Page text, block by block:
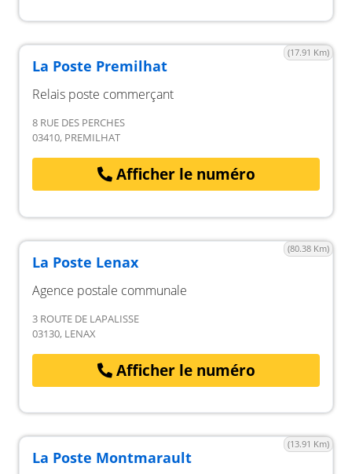
(17.91 Km)
La Poste Premilhat
Relais poste commerçant
8 RUE DES PERCHES
03410, PREMILHAT
Afficher le numéro
(80.38 Km)
La Poste Lenax
Agence postale communale
3 ROUTE DE LAPALISSE
03130, LENAX
Afficher le numéro
(13.91 Km)
La Poste Montmarault